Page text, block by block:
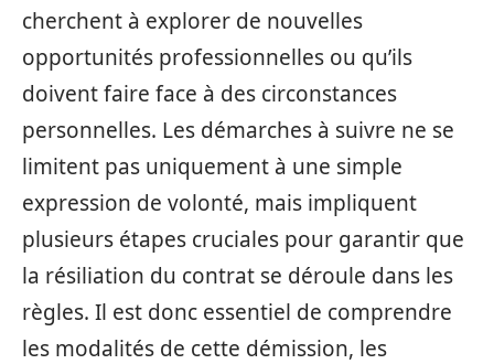
cherchent à explorer de nouvelles
opportunités professionnelles ou qu’ils
doivent faire face à des circonstances
personnelles. Les démarches à suivre ne se
limitent pas uniquement à une simple
expression de volonté, mais impliquent
plusieurs étapes cruciales pour garantir que
la résiliation du contrat se déroule dans les
règles. Il est donc essentiel de comprendre
les modalités de cette démission, les